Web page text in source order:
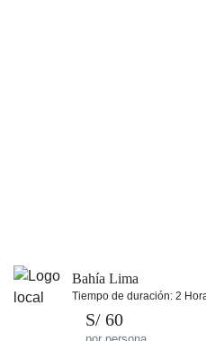
Bahía Lima
Tiempo de duración: 2
S/ 60